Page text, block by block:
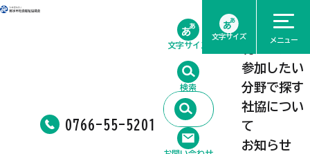
0766-55-5201
文字サイズ
検索
文字サイズ
メニュー
相談したい
参加したい
分野で探す
社協につい
て
お知らせ